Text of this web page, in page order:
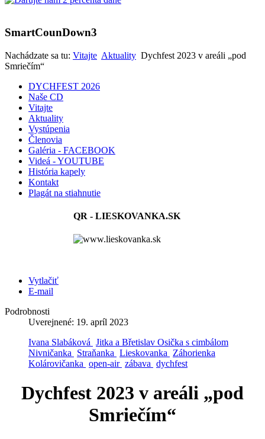
SmartCounDown3
Nachádzate sa tu: Vitajte Aktuality Dychfest 2023 v areáli „pod
Smriečím“
DYCHFEST 2026
Naše CD
Vitajte
Aktuality
Vystúpenia
Členovia
Galéria - FACEBOOK
Videá - YOUTUBE
História kapely
Kontakt
Plagát na stiahnutie
QR - LIESKOVANKA.SK
Vytlačiť
E-mail
Podrobnosti
Uverejnené: 19. apríl 2023
Ivana Slabáková Jitka a Břetislav Osička s cimbálom
Nivničanka
Straňanka Lieskovanka
Záhorienka
Kolárovičanka open-air zábava dychfest
Dychfest 2023 v areáli „pod
Smriečím“